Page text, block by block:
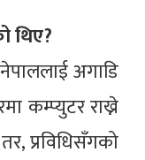
थिए?
नेपाललाई अगाडि
कम्प्युटर राख्ने
प्रविधिसँगको